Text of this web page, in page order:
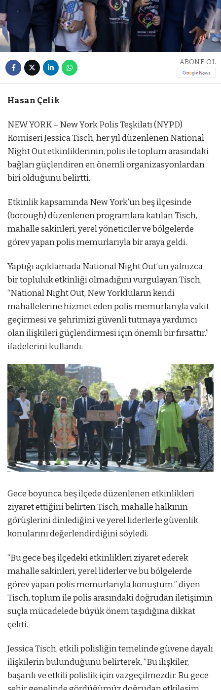
ABONE OL
Hasan Çelik
NEW YORK – New York Polis Teşkilatı (NYPD)
Komiseri Jessica Tisch, her yıl düzenlenen National
Night Out etkinliklerinin, polis ile toplum arasındaki
bağları güçlendiren en önemli organizasyonlardan
biri olduğunu belirtti.
Etkinlik kapsamında New York’un beş ilçesinde
(borough) düzenlenen programlara katılan Tisch,
mahalle sakinleri, yerel yöneticiler ve bölgelerde
görev yapan polis memurlarıyla bir araya geldi.
Yaptığı açıklamada National Night Out’un yalnızca
bir topluluk etkinliği olmadığını vurgulayan Tisch,
“National Night Out, New Yorkluların kendi
mahallelerine hizmet eden polis memurlarıyla vakit
geçirmesi ve şehrimizi güvenli tutmaya yardımcı
olan ilişkileri güçlendirmesi için önemli bir fırsattır.”
ifadelerini kullandı.
Gece boyunca beş ilçede düzenlenen etkinlikleri
ziyaret ettiğini belirten Tisch, mahalle halkının
görüşlerini dinlediğini ve yerel liderlerle güvenlik
konularını değerlendirdiğini söyledi.
“Bu gece beş ilçedeki etkinlikleri ziyaret ederek
mahalle sakinleri, yerel liderler ve bu bölgelerde
görev yapan polis memurlarıyla konuştum.” diyen
Tisch, toplum ile polis arasındaki doğrudan iletişimin
suçla mücadelede büyük önem taşıdığına dikkat
çekti.
Jessica Tisch, etkili polisliğin temelinde güvene dayalı
ilişkilerin bulunduğunu belirterek, “Bu ilişkiler,
başarılı ve etkili polislik için vazgeçilmezdir. Bu gece